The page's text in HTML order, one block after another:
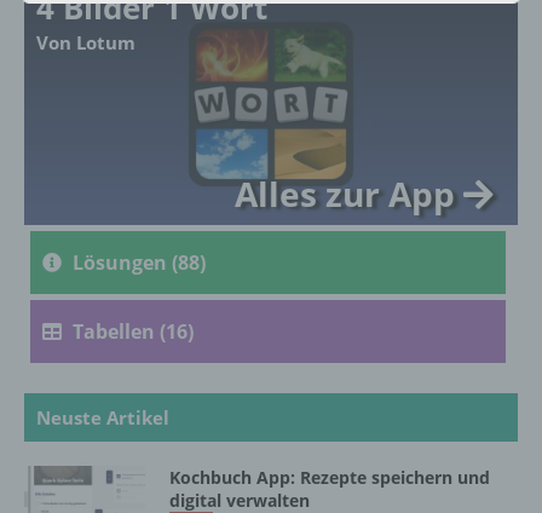
Von Lotum
Alles zur App
Lösungen (88)
Tabellen (16)
Neuste Artikel
Kochbuch App: Rezepte speichern und
digital verwalten
a) personenbezogene Daten
Personenbezogene Daten sind alle
Informationen, die sich auf eine identifizierte
oder identifizierbare natürliche Person (im
Folgenden „betroffene Person") beziehen.
Als identifizierbar wird eine natürliche
Person angesehen, die direkt oder indirekt,
Kennung wie einem Namen, zu einer
Kennnummer, zu Standortdaten, zu einer
mehreren besonderen Merkmalen, die
Ausdruck der physischen, physiologischen,
kulturellen oder sozialen Identität dieser